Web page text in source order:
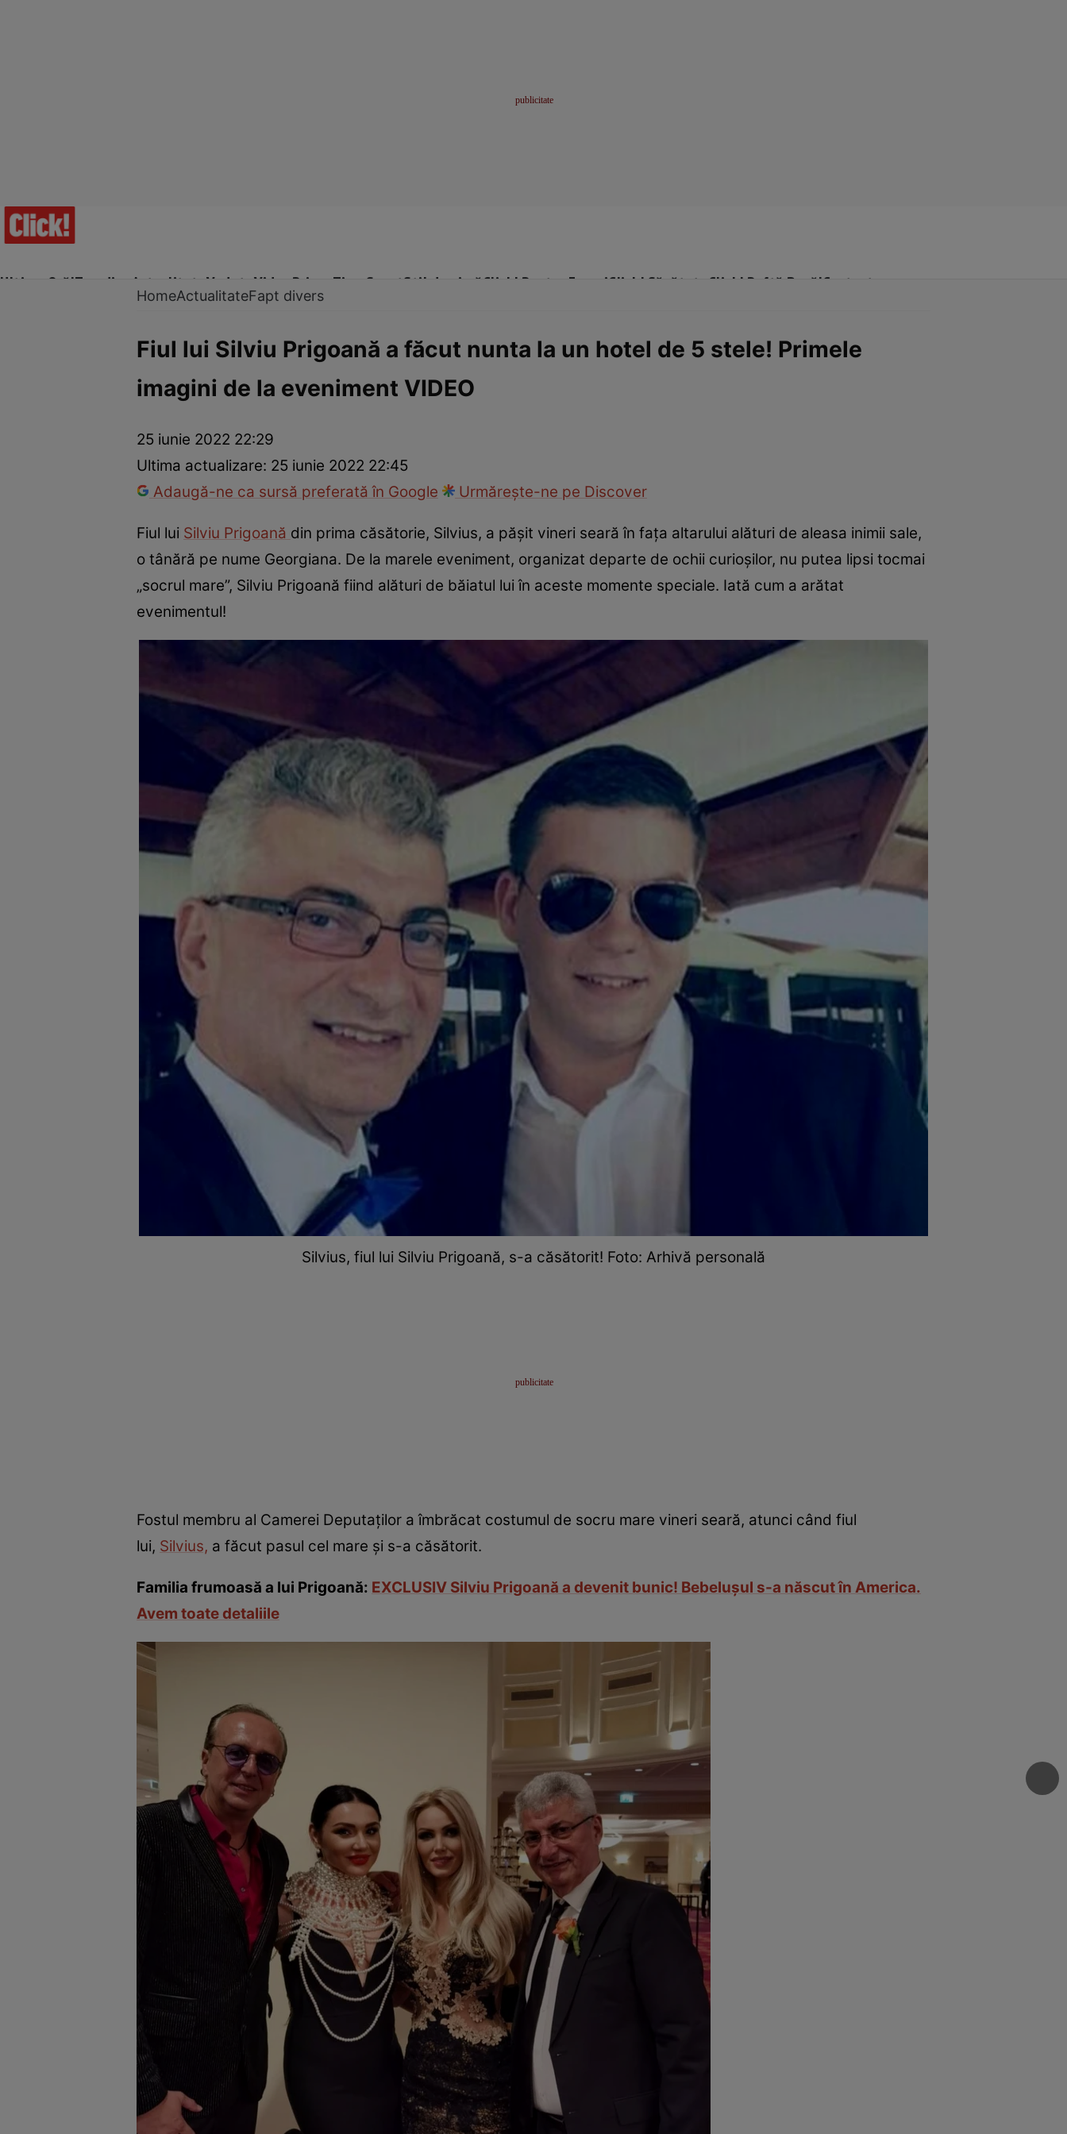
Ultima Oră!Trending Actualitate Vedete Video Prime Time SportStil de viațăClick! Pentru FemeiClick! Sănătate Click! Poftă Bună!Contact
Internațional Fapt diversTehnologieNațional Sport
HomeActualitateFapt divers
Fiul lui Silviu Prigoană a făcut nunta la un hotel de 5 stele! Primele
imagini de la eveniment VIDEO
25 iunie 2022 22:29
Ultima actualizare: 25 iunie 2022 22:45
Adaugă-ne ca sursă preferată în Google
Urmărește-ne pe Discover
Fiul lui Silviu Prigoană din prima căsătorie, Silvius, a pășit vineri seară în fața altarului alături de aleasa inimii sale,
o tânără pe nume Georgiana. De la marele eveniment, organizat departe de ochii curioșilor, nu putea lipsi tocmai
„socrul mare”, Silviu Prigoană fiind alături de băiatul lui în aceste momente speciale. Iată cum a arătat
evenimentul!
Silvius, fiul lui Silviu Prigoană, s-a căsătorit! Foto: Arhivă personală
Fostul membru al Camerei Deputaților a îmbrăcat costumul de socru mare vineri seară, atunci când fiul
lui, Silvius, a făcut pasul cel mare și s-a căsătorit.
Familia frumoasă a lui Prigoană: EXCLUSIV Silviu Prigoană a devenit bunic! Bebelușul s-a născut în America.
Avem toate detaliile